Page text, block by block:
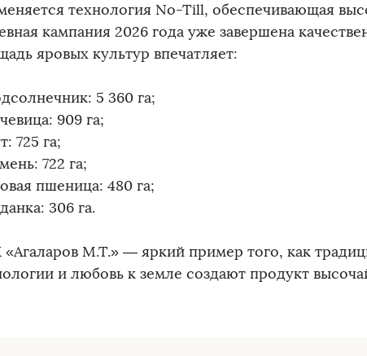
технология No-Till, обеспечивающая
кампания 2026 года уже завершена
яровых культур впечатляет:
5 360 га;
909 га;
725 га;
722 га;
пшеница: 480 га;
306 га.
М.Т.» — яркий пример того, как
и любовь к земле создают продукт